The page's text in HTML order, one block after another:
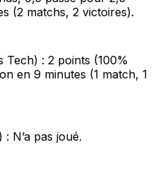
(2 matchs, 2 victoires).
Tech) : 2 points (100%
en 9 minutes (1 match, 1
N’a pas joué.